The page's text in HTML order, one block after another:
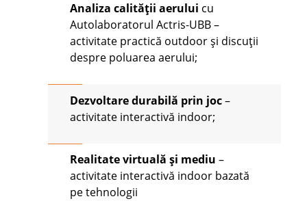
Analiza calității aerului cu
Autolaboratorul Actris-UBB –
activitate practică outdoor și discuții
despre poluarea aerului;
Dezvoltare durabilă prin joc–
activitate interactivă indoor;
Realitate virtuală și mediu –
activitate interactivă indoor bazată
pe tehnologii